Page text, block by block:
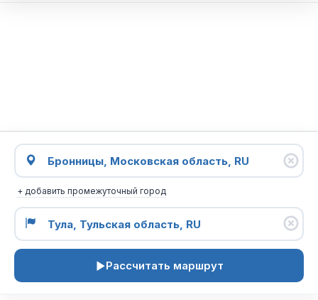
+ добавить промежуточный город
Рассчитать маршрут